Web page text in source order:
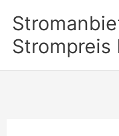
Inhalt
springen
Strompreis